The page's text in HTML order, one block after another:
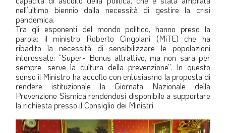
nell’ultimo biennio dalla necessità di gestire la crisi
pandemica.
Tra gli esponenti del mondo politico, hanno preso la
parola: il ministro Roberto Cingolani (MiTE) che ha
ribadito la necessità di sensibilizzare le popolazioni
interessate: “Super- Bonus attrattivo, ma non sarà per
sempre, serve la cultura della prevenzione”. In questo
senso il Ministro ha accolto con entusiasmo la proposta di
rendere istituzionale la Giornata Nazionale della
Prevenzione Sismica rendendosi disponibile a supportare
la richiesta presso il Consiglio dei Ministri.